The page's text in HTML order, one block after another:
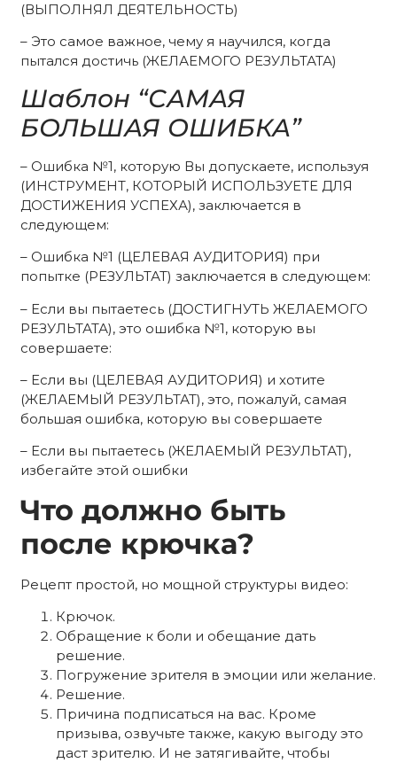
(ВЫПОЛНЯЛ ДЕЯТЕЛЬНОСТЬ)
– Это самое важное, чему я научился, когда
пытался достичь (ЖЕЛАЕМОГО РЕЗУЛЬТАТА)
Шаблон “САМАЯ
БОЛЬШАЯ ОШИБКА”
– Ошибка №1, которую Вы допускаете, используя
(ИНСТРУМЕНТ, КОТОРЫЙ ИСПОЛЬЗУЕТЕ ДЛЯ
ДОСТИЖЕНИЯ УСПЕХА), заключается в
следующем:
– Ошибка №1 (ЦЕЛЕВАЯ АУДИТОРИЯ) при
попытке (РЕЗУЛЬТАТ) заключается в следующем:
– Если вы пытаетесь (ДОСТИГНУТЬ ЖЕЛАЕМОГО
РЕЗУЛЬТАТА), это ошибка №1, которую вы
совершаете:
– Если вы (ЦЕЛЕВАЯ АУДИТОРИЯ) и хотите
(ЖЕЛАЕМЫЙ РЕЗУЛЬТАТ), это, пожалуй, самая
большая ошибка, которую вы совершаете
– Если вы пытаетесь (ЖЕЛАЕМЫЙ РЕЗУЛЬТАТ),
избегайте этой ошибки
Что должно быть
после крючка?
Рецепт простой, но мощной структуры видео:
Крючок.
Обращение к боли и обещание дать
решение.
Погружение зрителя в эмоции или желание.
Решение.
Причина подписаться на вас. Кроме
призыва, озвучьте также, какую выгоду это
даст зрителю. И не затягивайте, чтобы